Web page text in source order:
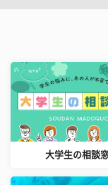
大学生の相談